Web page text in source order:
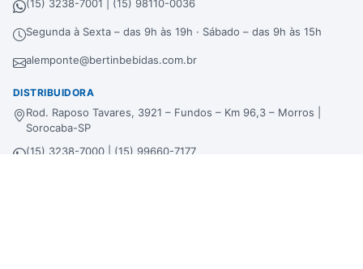
(15) 3238-7001 | (15) 98110-0036
Segunda à Sexta – das 9h às 19h · Sábado – das 9h às 15h
alemponte@bertinbebidas.com.br
DISTRIBUIDORA
Rod. Raposo Tavares, 3921 – Fundos – Km 96,3 – Morros |
Sorocaba-SP
(15) 3238-7000 | (15) 99660-7177